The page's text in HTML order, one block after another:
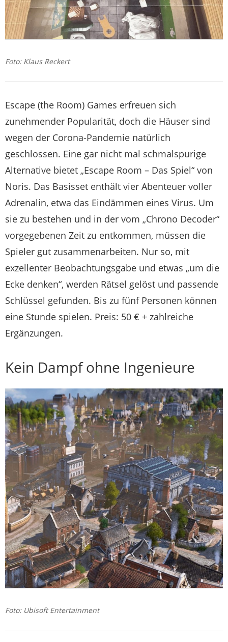
Foto: Klaus Reckert
Escape (the Room) Games erfreuen sich
zunehmender Popularität, doch die Häuser sind
wegen der Corona-Pandemie natürlich
geschlossen. Eine gar nicht mal schmalspurige
Alternative bietet „Escape Room – Das Spiel“ von
Noris. Das Basisset enthält vier Abenteuer voller
Adrenalin, etwa das Eindämmen eines Virus. Um
sie zu bestehen und in der vom „Chrono Decoder“
vorgegebenen Zeit zu entkommen, müssen die
Spieler gut zusammenarbeiten. Nur so, mit
exzellenter Beobachtungsgabe und etwas „um die
Ecke denken“, werden Rätsel gelöst und passende
Schlüssel gefunden. Bis zu fünf Personen können
eine Stunde spielen. Preis: 50 € + zahlreiche
Ergänzungen.
Kein Dampf ohne Ingenieure
Foto: Ubisoft Entertainment